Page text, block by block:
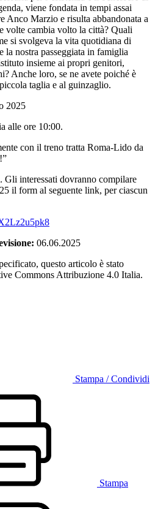
viene fondata in tempi assai
Anco Marzio e risulta abbandonata a
volte cambia volto la città? Quali
si svolgeva la vita quotidiana di
la nostra passeggiata in famiglia
insieme ai propri genitori,
Anche loro, se ne avete poiché è
taglia e al guinzaglio.
2025
alle ore 10:00.
con il treno tratta Roma-Lido da
Gli interessati dovranno compilare
il form al seguente link, per ciascun
06.06.2025
questo articolo è stato
Commons Attribuzione 4.0 Italia.
Stampa / Condividi
Stampa